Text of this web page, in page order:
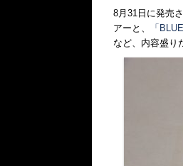
8月31日に発売
アーと、
「
など、内容盛り